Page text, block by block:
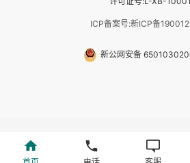
ICP备案号:新ICP备
新公网安备